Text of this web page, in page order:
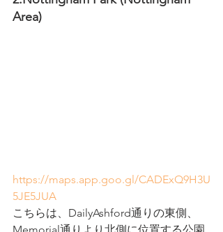
Area)
https://maps.app.goo.gl/CADExQ9H3U
5JE5JUA
こちらは、DailyAshford通りの東側、
Memorial通りより北側に位置する公園